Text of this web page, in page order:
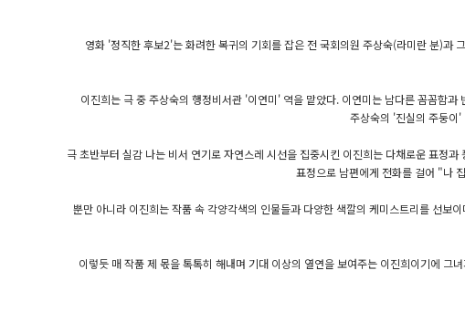
영화 '정직한 후보2'는 화려한 복귀의 기회를 잡은 전 국회의원 주상숙(라미란 분)과
이진희는 극 중 주상숙의 행정비서관 '이연미' 역을 맡았다. 이연미는 남다른 꼼꼼함
주상숙의 '진실의 주둥이'
극 초반부터 실감 나는 비서 연기로 자연스레 시선을 집중시킨 이진희는 다채로운 표정
표정으로 남편에게 전화를 걸어 "나
뿐만 아니라 이진희는 작품 속 각양각색의 인물들과 다양한 색깔의 케미스트리를 선보
이렇듯 매 작품 제 몫을 톡톡히 해내며 기대 이상의 열연을 보여주는 이진희이기에